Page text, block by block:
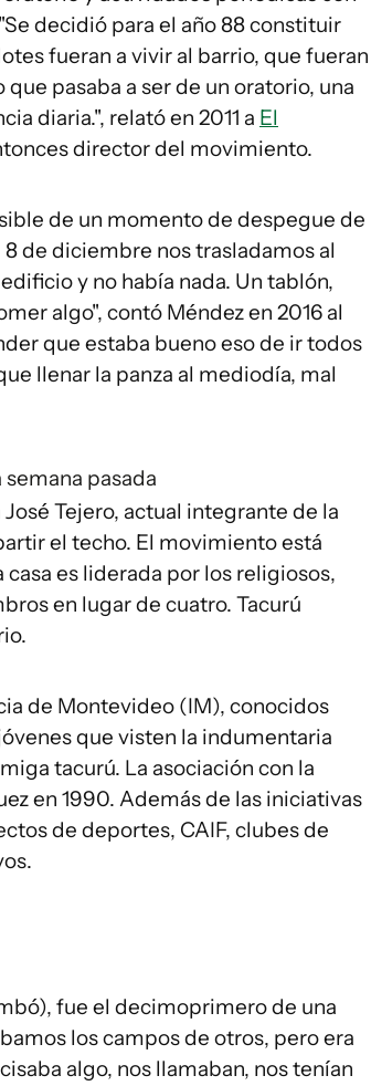
decidió para el año 88 constituir
fueran a vivir al barrio, que fueran
pasaba a ser de un oratorio, una
diaria.", relató en 2011 a El
director del movimiento.
de un momento de despegue de
de diciembre nos trasladamos al
y no había nada. Un tablón,
algo", contó Méndez en 2016 al
que estaba bueno eso de ir todos
llenar la panza al mediodía, mal
pasada
Tejero, actual integrante de la
el techo. El movimiento está
es liderada por los religiosos,
en lugar de cuatro. Tacurú
de Montevideo (IM), conocidos
que visten la indumentaria
tacurú. La asociación con la
en 1990. Además de las iniciativas
de deportes, CAIF, clubes de
fue el decimoprimero de una
los campos de otros, pero era
algo, nos llamaban, nos tenían